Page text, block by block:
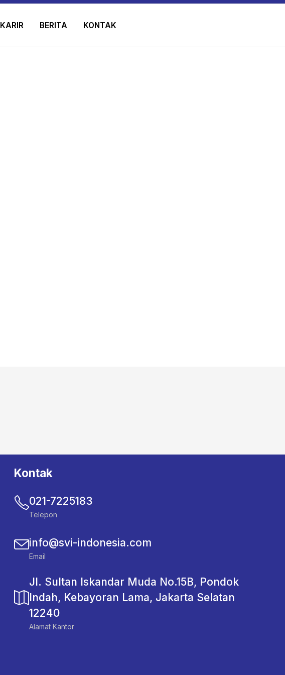
KARIR BERITA KONTAK
Kontak
021-7225183
Telepon
info@svi-indonesia.com
Email
Jl. Sultan Iskandar Muda No.15B, Pondok
Indah, Kebayoran Lama, Jakarta Selatan
12240
Alamat Kantor